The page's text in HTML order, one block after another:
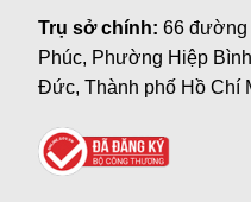
Trụ sở chính:66 đường
Phúc, Phường Hiệp
Đức, Thành phố Hồ Chí